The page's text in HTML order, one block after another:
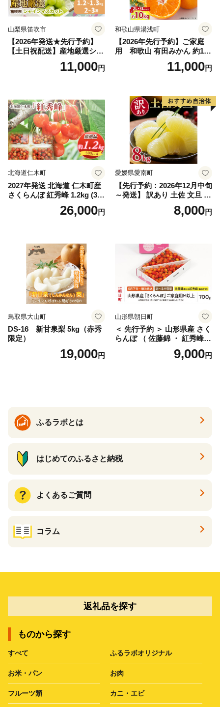
山梨県笛吹市
【2026年発送★先行予約】
【土日祝配送】産地厳選シャ
インマスカット1.2kg～1.3kg
（2房～3房）※沖縄・離島配
笛吹市 山梨県 フルーツ 果物
ぶどう 葡萄 大粒 シャインマ
スカット おすすめ シャイン
マスカット 贈答 ギフト 産地
笛吹市 シャインマスカット
笛吹 葡萄 国産 ぶどう 人気
国産 1.2kg 先行｜
11,000円
和歌山県湯浅町
【2026年先行予約】ご家庭
用 和歌山 有田みかん 約10k
g (2L、3Lサイズ)【湯浅町】
11,000円
北海道仁木町
2027年発送 北海道 仁木町産
さくらんぼ 紅秀峰 1.2kg (300
g×4パック) Lサイズ以上 旬
桜桃 産地直送 サクランボ チ
26,000円
愛媛県愛南町
【先行予約：2026年12月中旬
～発送】 訳あり 土佐 文旦 8k
g (Mサイズ以上サイズミック
ス) 8000円 わけあり ぶんた
産 農家直送 期間限定 特産品
サイズミックス くらもとフ
ァーム 愛南町 愛媛県
8,000円
鳥取県大山町
DS-16 新甘泉梨 5kg（赤秀
限定）
19,000円
山形県朝日町
＜ 先行予約 ＞ 山形県産 さく
らんぼ （ 佐藤錦 ・ 紅秀峰
） ご家庭用 M以上 700g 【20
26年6月下旬から7月上旬発
9,000円
ふるラボとは
はじめてのふるさと納税
よくあるご質問
コラム
返礼品を探す
ものから探す
すべて ふるラボオリジナル
お米・パン お肉
フルーツ類 カニ・エビ